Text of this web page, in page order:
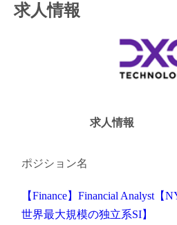
コンサルティング・シンク
WEB（デジタル・メディ
コンピュータハード・周辺
半導体
機械・装置
求人情報
求人情報
ポジション名
【Finance】Financial Analyst【
世界最大規模の独立系SI】